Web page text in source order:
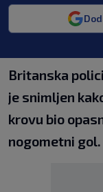
Britanska
je snimljen
krovu bio
nogometni gol.